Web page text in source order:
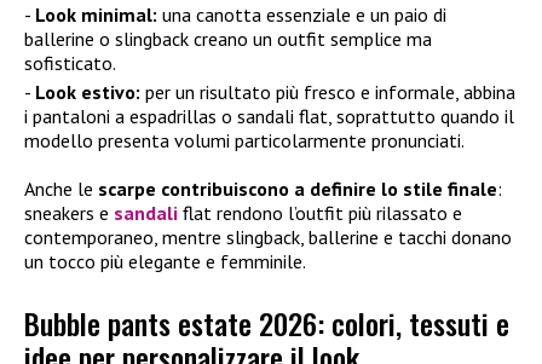
Look minimal: una canotta essenziale e un paio di
ballerine o slingback creano un outfit semplice ma
sofisticato.
Look estivo: per un risultato più fresco e informale, abbina
i pantaloni a espadrillas o sandali flat, soprattutto quando il
modello presenta volumi particolarmente pronunciati.
Anche le scarpe contribuiscono a definire lo stile finale:
sneakers e sandali flat rendono l’outfit più rilassato e
contemporaneo, mentre slingback, ballerine e tacchi donano
un tocco più elegante e femminile.
Bubble pants estate 2026: colori, tessuti e